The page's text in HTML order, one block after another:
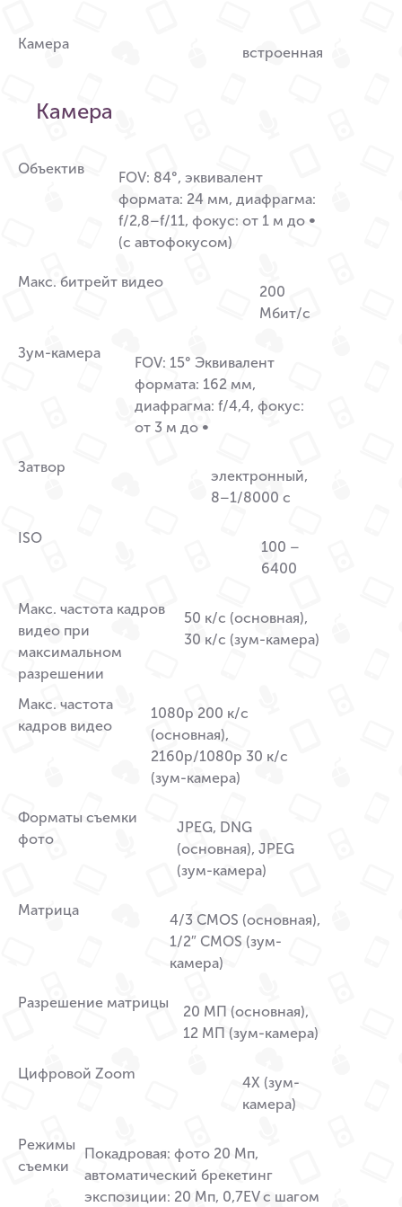
Камера
встроенная
Камера
Объектив
FOV: 84°, эквивалент
формата: 24 мм, диафрагма:
f/2,8–f/11, фокус: от 1 м до ∞
(с автофокусом)
Макс. битрейт видео
200
Мбит/с
Зум-камера
FOV: 15° Эквивалент
формата: 162 мм,
диафрагма: f/4,4, фокус:
от 3 м до ∞
Затвор
электронный,
8–1/8000 с
ISO
100 –
6400
Макс. частота кадров
видео при
максимальном
разрешении
50 к/с (основная),
30 к/с (зум-камера)
Макс. частота
кадров видео
1080p 200 к/с
(основная),
2160p/1080p 30 к/с
(зум-камера)
Форматы съемки
фото
JPEG, DNG
(основная), JPEG
(зум-камера)
Матрица
4/3 CMOS (основная),
1/2″ CMOS (зум-
камера)
Разрешение матрицы
20 МП (основная),
12 МП (зум-камера)
Цифровой Zoom
4X (зум-
камера)
Режимы
съемки
Покадровая: фото 20 Мп,
автоматический брекетинг
экспозиции: 20 Мп, 0,7EV с шагом